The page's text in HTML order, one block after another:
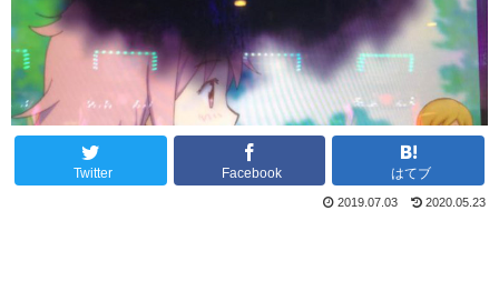
Twitter Facebook はてブ
2020.05.23
2019.07.03